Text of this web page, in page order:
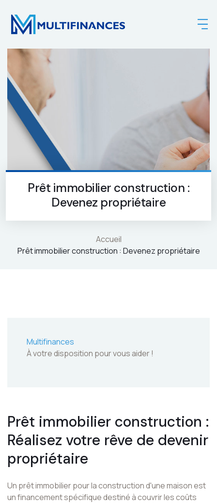
Prêt immobilier construction :
Devenez propriétaire
Accueil
Prêt immobilier construction : Devenez propriétaire
Multifinances
À votre disposition pour vous aider !
Prêt immobilier construction :
Réalisez votre rêve de devenir
propriétaire
Un prêt immobilier pour la construction d'une maison est
un financement spécifique destiné à couvrir les coûts